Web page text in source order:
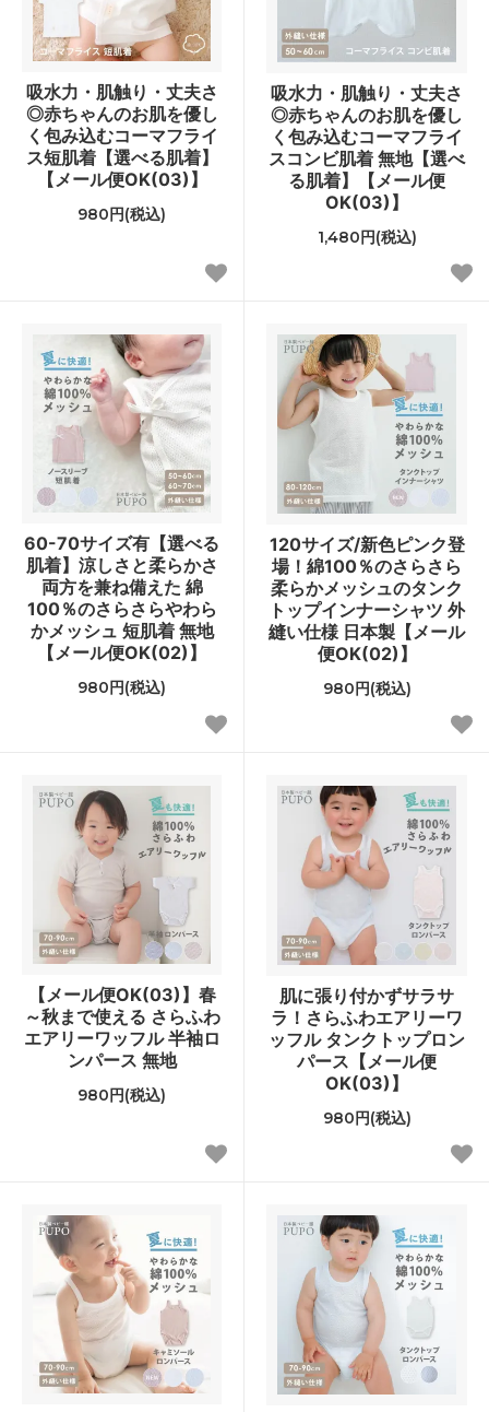
吸水力・肌触り・丈夫さ
◎赤ちゃんのお肌を優し
く包み込むコーマフライ
ス短肌着【選べる肌着】
【メール便OK(03)】
980円(税込)
吸水力・肌触り・丈夫さ
◎赤ちゃんのお肌を優し
く包み込むコーマフライ
スコンビ肌着 無地【選べ
る肌着】【メール便
OK(03)】
1,480円(税込)
60-70サイズ有【選べる
肌着】涼しさと柔らかさ
両方を兼ね備えた 綿
100％のさらさらやわら
かメッシュ 短肌着 無地
【メール便OK(02)】
980円(税込)
120サイズ/新色ピンク登
場！綿100％のさらさら
柔らかメッシュのタンク
トップインナーシャツ 外
縫い仕様 日本製【メール
便OK(02)】
980円(税込)
【メール便OK(03)】春
～秋まで使える さらふわ
エアリーワッフル 半袖ロ
ンパース 無地
980円(税込)
肌に張り付かずサラサ
ラ！さらふわエアリーワ
ッフル タンクトップロン
パース【メール便
OK(03)】
980円(税込)